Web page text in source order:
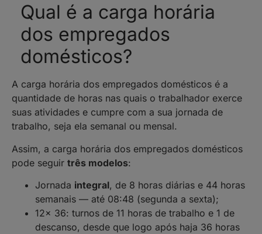
Qual é a carga horária
dos empregados
domésticos?
A carga horária dos empregados domésticos é a
quantidade de horas nas quais o trabalhador exerce
suas atividades e cumpre com a sua jornada de
trabalho, seja ela semanal ou mensal.
Assim, a carga horária dos empregados domésticos
pode seguir três modelos:
Jornada integral, de 8 horas diárias e 44 horas
semanais — até 08:48 (segunda a sexta);
12x 36: turnos de 11 horas de trabalho e 1 de
descanso, desde que logo após haja 36 horas